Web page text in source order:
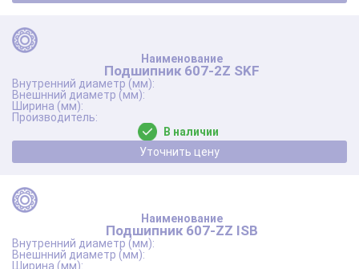
Подшипник 607-2Z SKF
В наличии
Уточнить цену
Подшипник 607-ZZ ISB